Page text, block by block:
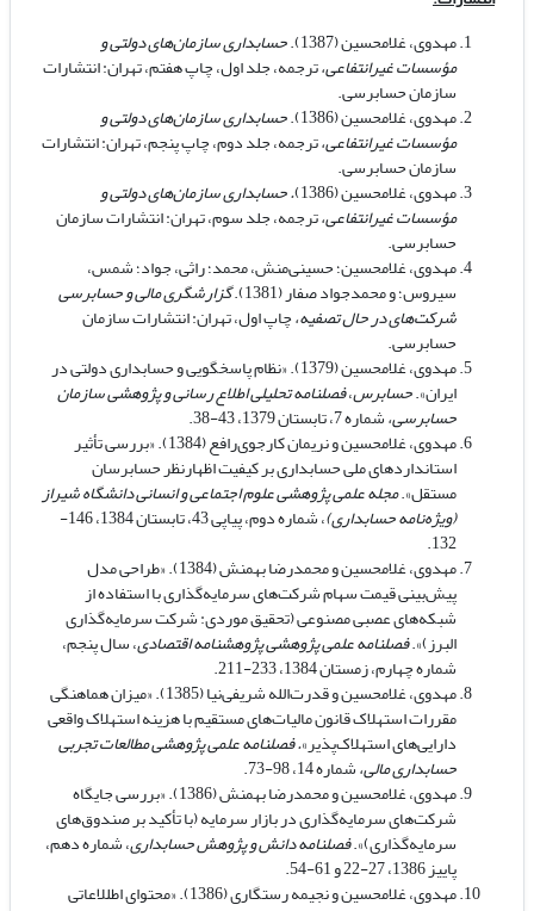
مهدوی، غلامحسین (1387).
حسابداری سازمان‌های دولتی و
مؤسسات غیرانتفاعی،ترجمه، جلد اول، چاپ هفتم، تهران: انتشارات
سازمان حسابرسی.
مهدوی، غلامحسین (1386). حسابداری سازمان‌های دولتی و
مؤسسات غیرانتفاعی،ترجمه، جلد دوم، چاپ پنجم، تهران: انتشارات
سازمان حسابرسی.
مهدوی، غلامحسین (1386) . حسابداری سازمان‌های دولتی و
مؤسسات غیرانتفاعی،ترجمه، جلد سوم، تهران: انتشارات سازمان
حسابرسی.
مهدوی، غلامحسین؛ حسینی‌منش، محمد؛ راثی، جواد؛ شمس،
سیروس؛ و محمدجواد صفار (1381). گزارشگری مالی و حسابرسی
شرکت‌های در حال تصفیه،چاپ اول، تهران: انتشارات سازمان
حسابرسی.
مهدوی، غلامحسین (1379). «نظام پاسخگویی و حسابداری دولتی در
ایران».حسابرس،فصلنامه تحلیلی اطلاع رسانی و پژوهشی سازمان
حسابرسی،شماره 7، تابستان 1379، 43-38.
مهدوی، غلامحسین و نریمان کارجوی‌رافع (1384). «بررسی تأثیر
استانداردهای ملی حسابداری بر کیفیت اظهارنظر حسابرسان
مستقل».مجله علمی پژوهشی علوم اجتماعی و انسانی دانشگاه شیراز
(ویژه‌نامه حسابداری) ، شماره دوم، پیاپی 43، تابستان 1384، 146-
132.
مهدوی، غلامحسین و محمدرضا بهمنش (1384). «طراحی مدل
پیش‌بینی قیمت سهام شرکت‌های سرمایه‌گذاری با استفاده از
شبکه‌های عصبی مصنوعی (تحقیق موردی: شرکت سرمایه‌گذاری
البرز)».فصلنامه علمی پژوهشی پژوهشنامه اقتصادی، سال پنجم،
شماره چهارم، زمستان 1384، 233-211.
مهدوی، غلامحسین و قدرت‌الله شریفی‌نیا (1385). «میزان هماهنگی
مقررات استهلاک قانون مالیات‌های مستقیم با هزینه استهلاک واقعی
دارایی‌های استهلاک‌پذیر». فصلنامه علمی پژوهشی مطالعات تجربی
حسابداری مالی،شماره 14، 98-73.
مهدوی، غلامحسین و محمدرضا بهمنش (1386). «بررسی جایگاه
شرکت‌های سرمایه‌گذاری در بازار سرمایه (با تأکید بر صندوق‌های
سرمایه‌گذاری)».فصلنامه دانش و پژوهش حسابداری، شماره دهم،
پاییز 1386، 27-22 و 61-54.
مهدوی، غلامحسین و نجیمه رستگاری (1386). «محتوای اطللاعاتی